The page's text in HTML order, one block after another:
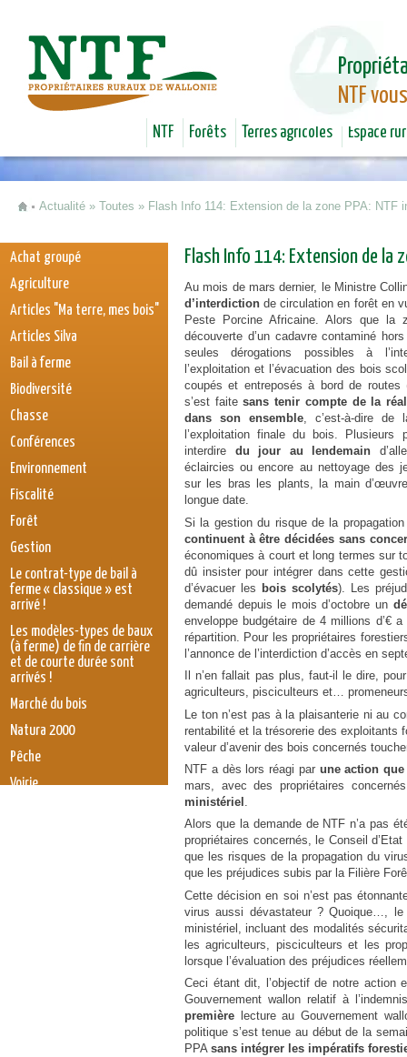
NTF
NTF Forêts Terres agricoles Espace
Actualité » Toutes » Flash Info 114: Extension de la zone PPA: NTF
Flash Info 114: Extension de la
Au mois de mars dernier, le Ministre
d’interdiction de circulation en forêt en
Peste Porcine Africaine. Alors que
découverte d’un cadavre contaminé
seules dérogations possibles à
l’exploitation et l’évacuation des bois
coupés et entreposés à bord de
s’est faitesans tenir compte de la
dans son ensemble, c’est-à-dire de
l’exploitation finale du bois.
interdire du jour au lendemain
éclaircies ou encore au nettoyage des
sur les bras les plants, la main
longue date.
Si la gestion du risque de la
continuent à être décidées sans
économiques à court et long termes sur
dû insister pour intégrer dans cette
d’évacuer les bois scolytés). Les
demandé depuis le mois d’octobre un
enveloppe budgétaire de 4 millions d’€
répartition. Pour les propriétaires
l’annonce de l’interdiction d’accès en
Il n’en fallait pas plus, faut-il le dire,
agriculteurs, pisciculteurs et…
Le ton n’est pas à la plaisanterie ni au
rentabilité et la trésorerie des exploitants
valeur d’avenir des bois concernés
NTF a dès lors réagi par une action
mars, avec des propriétaires
ministériel
Alors que la demande de NTF n’a pas
propriétaires concernés, le Conseil
que les risques de la propagation du
que les préjudices subis par la Filière
Cette décision en soi n’est pas
virus aussi dévastateur ? Quoique…, le
ministériel, incluant des modalités
les agriculteurs, pisciculteurs et les
lorsque l’évaluation des préjudices
Ceci étant dit, l’objectif de notre action
Gouvernement wallon relatif à
première lecture au Gouvernement
politique s’est tenue au début de la
PPA sans intégrer les impératifs
Achat groupé
Agriculture
Articles "Ma terre, mes bois"
Articles Silva
Bail à ferme
Biodiversité
Chasse
Conférences
Environnement
Fiscalité
Forêt
Gestion
Le contrat-type de bail à
ferme « classique » est
arrivé !
Les modèles-types de baux
(à ferme) de fin de carrière
et de courte durée sont
arrivés !
Marché du bois
Natura 2000
Pêche
Voirie